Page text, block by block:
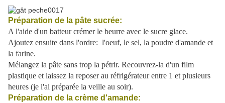
Préparation de la pâte sucrée:
A l'aide d'un batteur crémer le beurre avec le sucre glace.
Ajoutez ensuite dans l'ordre: l'oeuf, le sel, la poudre d'amande et
la farine.
Mélangez la pâte sans trop la pétrir. Recouvrez-la d'un film
plastique et laissez la reposer au réfrigérateur entre 1 et plusieurs
heures (je l'ai préparée la veille au soir).
Préparation de la crème d'amande: